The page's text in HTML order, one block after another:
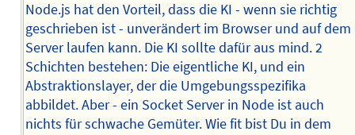
Node.js hat den Vorteil, dass die KI - wenn sie richtig
geschrieben ist - unverändert im Browser und auf dem
Server laufen kann. Die KI sollte dafür aus mind. 2
Schichten bestehen: Die eigentliche KI, und ein
Abstraktionslayer, der die Umgebungsspezifika
abbildet. Aber - ein Socket Server in Node ist auch
nichts für schwache Gemüter. Wie fit bist Du in dem